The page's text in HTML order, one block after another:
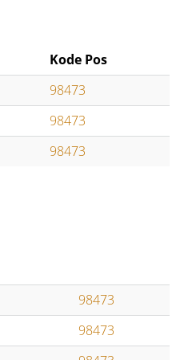
Kode Pos
98473
98473
98473
98473
98473